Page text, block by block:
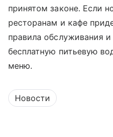
принятом законе. Если
ресторанам и кафе
правила обслуживания и
бесплатную питьевую
меню.
Новости